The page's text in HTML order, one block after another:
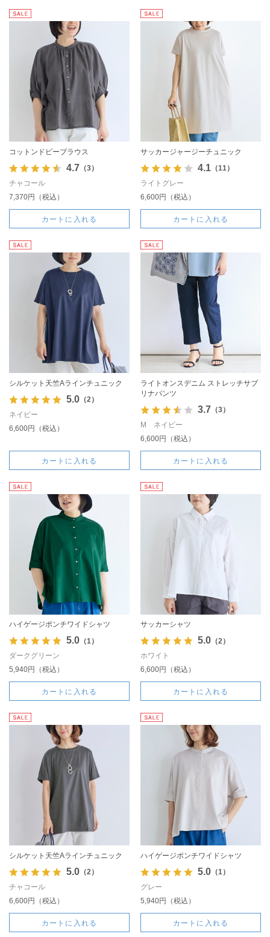
コットンドビーブラウス
4.7 （3）
チャコール
7,370円（税込）
カートに入れる
サッカージャージーチュニック
4.1（11）
ライトグレー
6,600円（税込）
カートに入れる
シルケット天竺Aラインチュニック
5.0（2）
ネイビー
6,600円（税込）
カートに入れる
ライトオンスデニム ストレッチサブ
リナパンツ
3.7 （3）
M ネイビー
6,600円（税込）
カートに入れる
ハイゲージポンチワイドシャツ
5.0（1）
ダークグリーン
5,940円（税込）
カートに入れる
サッカーシャツ
5.0（2）
ホワイト
6,600円（税込）
カートに入れる
シルケット天竺Aラインチュニック
5.0（2）
チャコール
6,600円（税込）
カートに入れる
ハイゲージポンチワイドシャツ
5.0（1）
グレー
5,940円（税込）
カートに入れる